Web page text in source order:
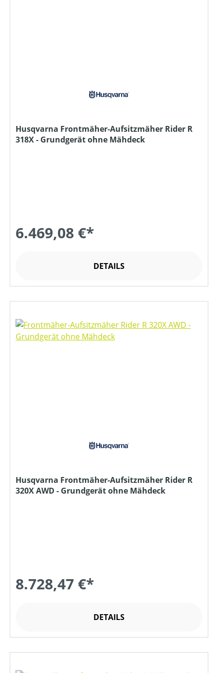
Husqvarna Frontmäher-Aufsitzmäher Rider R
318X - Grundgerät ohne Mähdeck
6.469,08 €*
DETAILS
Husqvarna Frontmäher-Aufsitzmäher Rider R
320X AWD - Grundgerät ohne Mähdeck
8.728,47 €*
DETAILS